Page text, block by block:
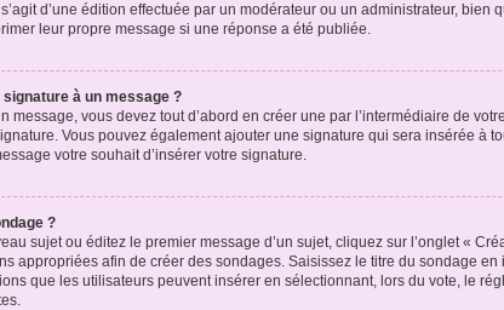
s’agit d’une édition effectuée par un modérateur ou un administrateur,
leur propre message si une réponse a été publiée.
à un message ?
message, vous devez tout d’abord en créer une par l’intermédiaire de
Vous pouvez également ajouter une signature qui sera insérée
votre souhait d’insérer votre signature.
?
sujet ou éditez le premier message d’un sujet, cliquez sur l’onglet «
appropriées afin de créer des sondages. Saisissez le titre du sondage
que les utilisateurs peuvent insérer en sélectionnant, lors du vote, le